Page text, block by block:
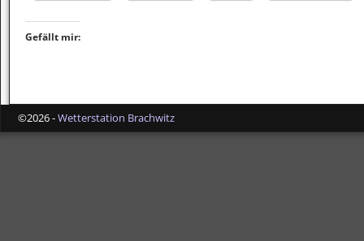
Gefällt mir:
©2026 -Wetterstation Brachwitz